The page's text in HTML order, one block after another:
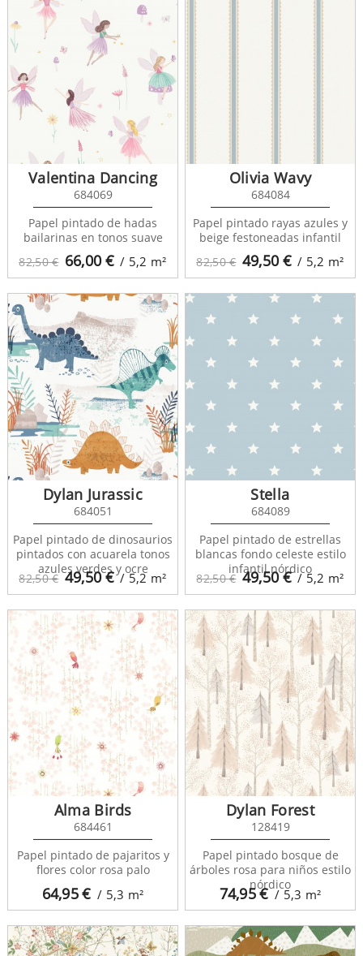
82,50 € 66,00€ / 5,2 m²
Valentina Dancing
684069
Papel pintado de hadas
bailarinas en tonos suave
82,50 € 49,50€ / 5,2 m²
Olivia Wavy
684084
Papel pintado rayas azules y
beige festoneadas infantil
82,50 € 49,50€ / 5,2m²
Dylan Jurassic
684051
Papel pintado de dinosaurios
pintados con acuarela tonos
azules verdes y ocre
82,50 € 49,50€ / 5,2 m²
Stella
684089
Papel pintado de estrellas
blancas fondo celeste estilo
infantil nórdico
64,95€ / 5,3 m²
Alma Birds
684461
Papel pintado de pajaritos y
flores color rosa palo
74,95€ / 5,3 m²
Dylan Forest
128419
Papel pintado bosque de
árboles rosa para niños estilo
nórdico